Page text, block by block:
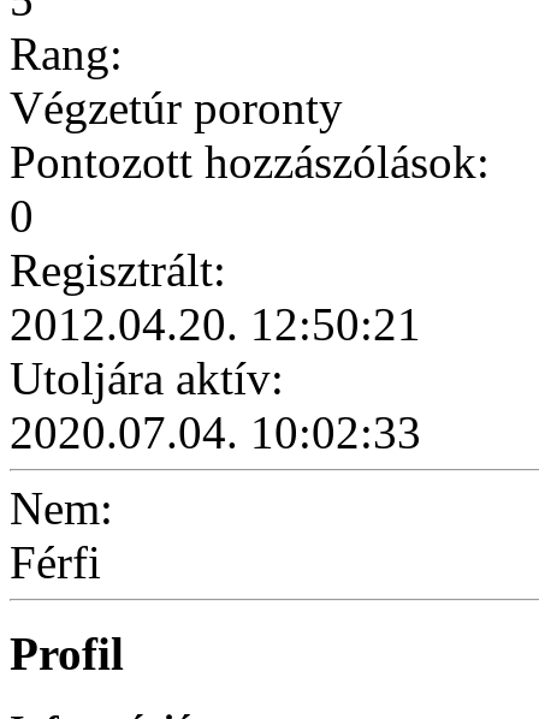
Rang:
Végzetúr poronty
Pontozott hozzászólások:
0
Regisztrált:
2012.04.20. 12:50:21
Utoljára aktív:
2020.07.04. 10:02:33
Nem:
Férfi
Profil